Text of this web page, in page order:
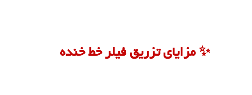
✨ مزایای تزریق فیلر خط خنده